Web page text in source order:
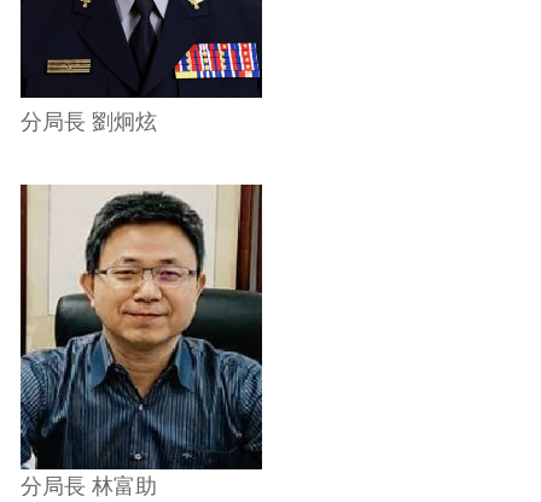
分局長 劉炯炫
分局長 林富助